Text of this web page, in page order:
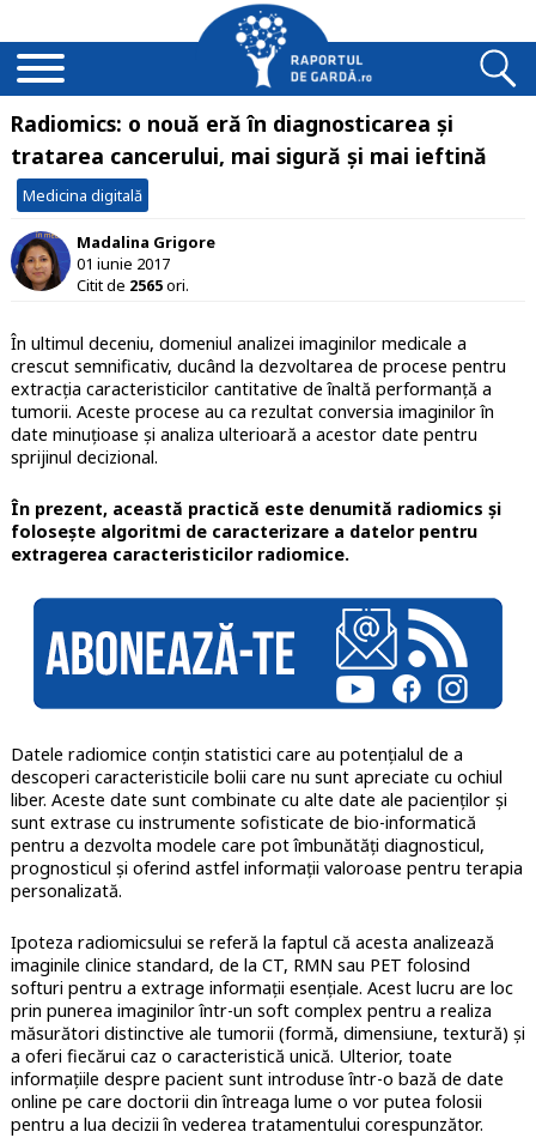
Radiomics: o nouă eră în diagnosticarea și
tratarea cancerului, mai sigură și mai ieftină
Medicina digitală
Madalina Grigore
01 iunie 2017
Citit de 2565ori.
În ultimul deceniu, domeniul analizei imaginilor medicale a
crescut semnificativ, ducând la dezvoltarea de procese pentru
extracția caracteristicilor cantitative de înaltă performanță a
tumorii. Aceste procese au ca rezultat conversia imaginilor în
date minuțioase și analiza ulterioară a acestor date pentru
sprijinul decizional.
În prezent, această practică este denumită radiomics și
folosește algoritmi de caracterizare a datelor pentru
extragerea caracteristicilor radiomice.
Datele radiomice conțin statistici care au potențialul de a
descoperi caracteristicile bolii care nu sunt apreciate cu ochiul
liber. Aceste date sunt combinate cu alte date ale pacienților și
sunt extrase cu instrumente sofisticate de bio-informatică
pentru a dezvolta modele care pot îmbunătăți diagnosticul,
prognosticul și oferind astfel informații valoroase pentru terapia
personalizată.
Ipoteza radiomicsului se referă la faptul că acesta analizează
imaginile clinice standard, de la CT, RMN sau PET folosind
softuri pentru a extrage informații esențiale. Acest lucru are loc
prin punerea imaginilor într-un soft complex pentru a realiza
măsurători distinctive ale tumorii (formă, dimensiune, textură) și
a oferi fiecărui caz o caracteristică unică. Ulterior, toate
informațiile despre pacient sunt introduse într-o bază de date
online pe care doctorii din întreaga lume o vor putea folosii
pentru a lua decizii în vederea tratamentului corespunzător.